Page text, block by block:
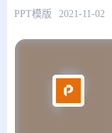
PPT模版
2021-11-02